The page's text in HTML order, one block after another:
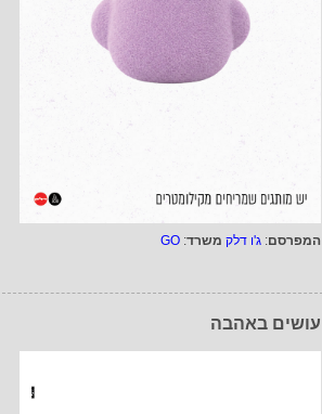
המפרסם: ג'ו דלק משרד:
GO
עושים באהבה